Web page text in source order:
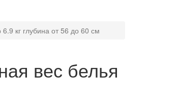
кг глубина от 56 до 60 см
вес белья